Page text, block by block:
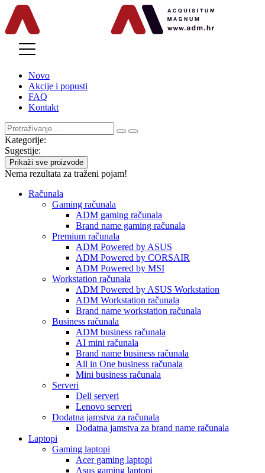
Novo
Akcije i popusti
FAQ
Kontakt
Kategorije:
Sugestije:
Prikaži sve proizvode
Nema rezultata za traženi pojam!
Računala
Gaming računala
ADM gaming računala
Brand name gaming računala
Premium računala
ADM Powered by ASUS
ADM Powered by CORSAIR
ADM Powered by MSI
Workstation računala
ADM Powered by ASUS Workstation
ADM Workstation računala
Brand name workstation računala
Business računala
ADM business računala
AI mini računala
Brand name business računala
All in One business računala
Mini business računala
Serveri
Dell serveri
Lenovo serveri
Dodatna jamstva za računala
Dodatna jamstva za brand name računala
Laptopi
Gaming laptopi
Acer gaming laptopi
Asus gaming laptopi